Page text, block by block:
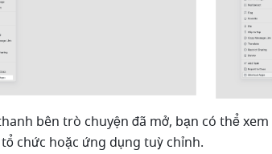
bên trò chuyện đã mở, bạn có thể
chức hoặc ứng dụng tuỳ chỉnh.